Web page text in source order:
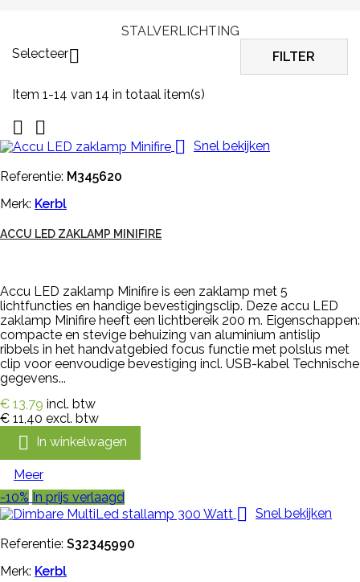
STALVERLICHTING
Selecteer FILTER
Item 1-14 van 14 in totaal item(s)


 Snel bekijken
Referentie: M345620
Merk: Kerbl
ACCU LED ZAKLAMP MINIFIRE
Accu LED zaklamp Minifire is een zaklamp met 5
lichtfuncties en handige bevestigingsclip. Deze accu LED
zaklamp Minifire heeft een lichtbereik 200 m. Eigenschappen:
compacte en stevige behuizing van aluminium antislip
ribbels in het handvatgebied focus functie met polslus met
clip voor eenvoudige bevestiging incl. USB-kabel Technische
gegevens...
€ 13,79 incl. btw
€ 11,40 excl. btw
 In winkelwagen
Meer
-10% In prijs verlaagd
 Snel bekijken
Referentie: S32345990
Merk: Kerbl